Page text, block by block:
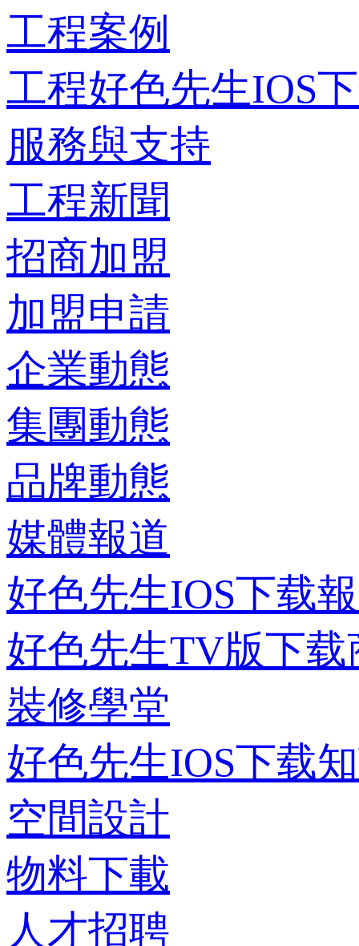
工程案例
工程好色先生IOS
服務與支持
工程新聞
招商加盟
加盟申請
企業動態
集團動態
品牌動態
媒體報道
好色先生IOS下载
好色先生TV版下载
裝修學堂
好色先生IOS下载
空間設計
物料下載
人才招聘